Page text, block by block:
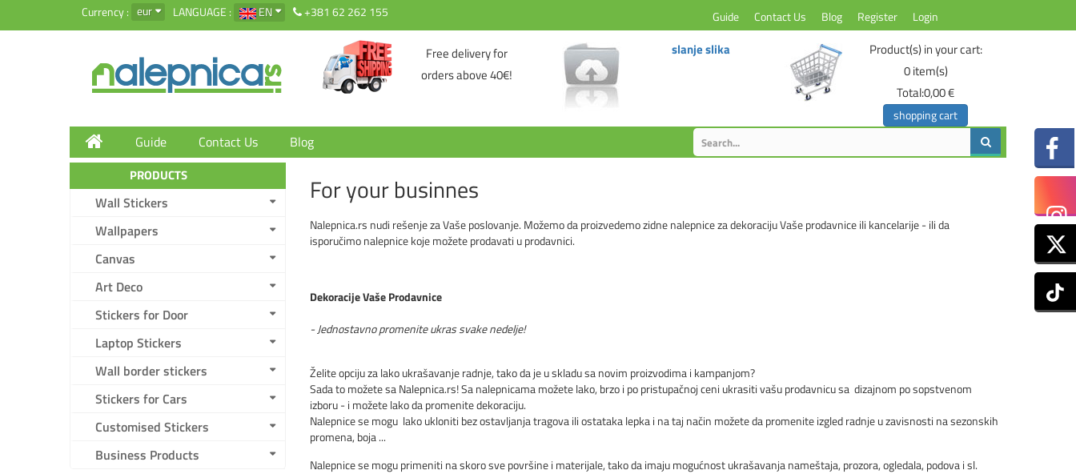
Currency : eur LANGUAGE : EN +381 62 262 155 Guide Contact Us Blog Register Login
Free delivery for
orders above 40€!
slanje slika
Product(s) in your cart:
0item(s)
Total:0,00 €
shopping cart
Guide Contact Us Blog
PRODUCTS
Wall Stickers
Wallpapers
Canvas
Art Deco
Stickers for Door
Laptop Stickers
Wall border stickers
Stickers for Cars
Customised Stickers
Business Products
For your businnes
Nalepnica.rs nudi rešenje za Vaše poslovanje. Možemo da proizvedemo zidne nalepnice za dekoraciju Vaše prodavnice ili kancelarije - ili da
isporučimo nalepnice koje možete prodavati u prodavnici.
Dekoracije Vaše Prodavnice
- Jednostavno promenite ukras svake nedelje!
Želite opciju za lako ukrašavanje radnje, tako da je u skladu sa novim proizvodima i kampanjom?
Sada to možete sa Nalepnica.rs! Sa nalepnicama možete lako, brzo i po pristupačnoj ceni ukrasiti vašu prodavnicu sa dizajnom po sopstvenom
izboru - i možete lako da promenite dekoraciju.
Nalepnice se mogu lako ukloniti bez ostavljanja tragova ili ostataka lepka i na taj način možete da promenite izgled radnje u zavisnosti na sezonskih
promena, boja ...
Nalepnice se mogu primeniti na skoro sve površine i materijale, tako da imaju mogućnost ukrašavanja nameštaja, prozora, ogledala, podova i sl.